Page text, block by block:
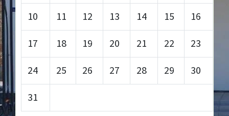
10 11 12 13 14 15 16
17 18 19 20 21 22 23
24 25 26 27 28 29 30
31